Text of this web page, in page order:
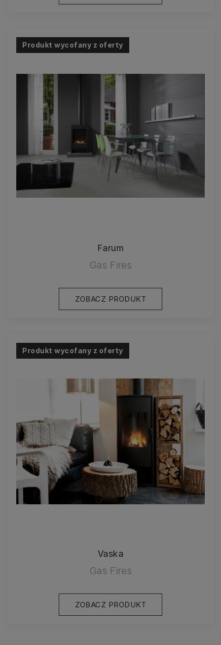
Produkt wycofany z oferty
Farum
Gas Fires
ZOBACZ PRODUKT
Produkt wycofany z oferty
Vaska
Gas Fires
ZOBACZ PRODUKT